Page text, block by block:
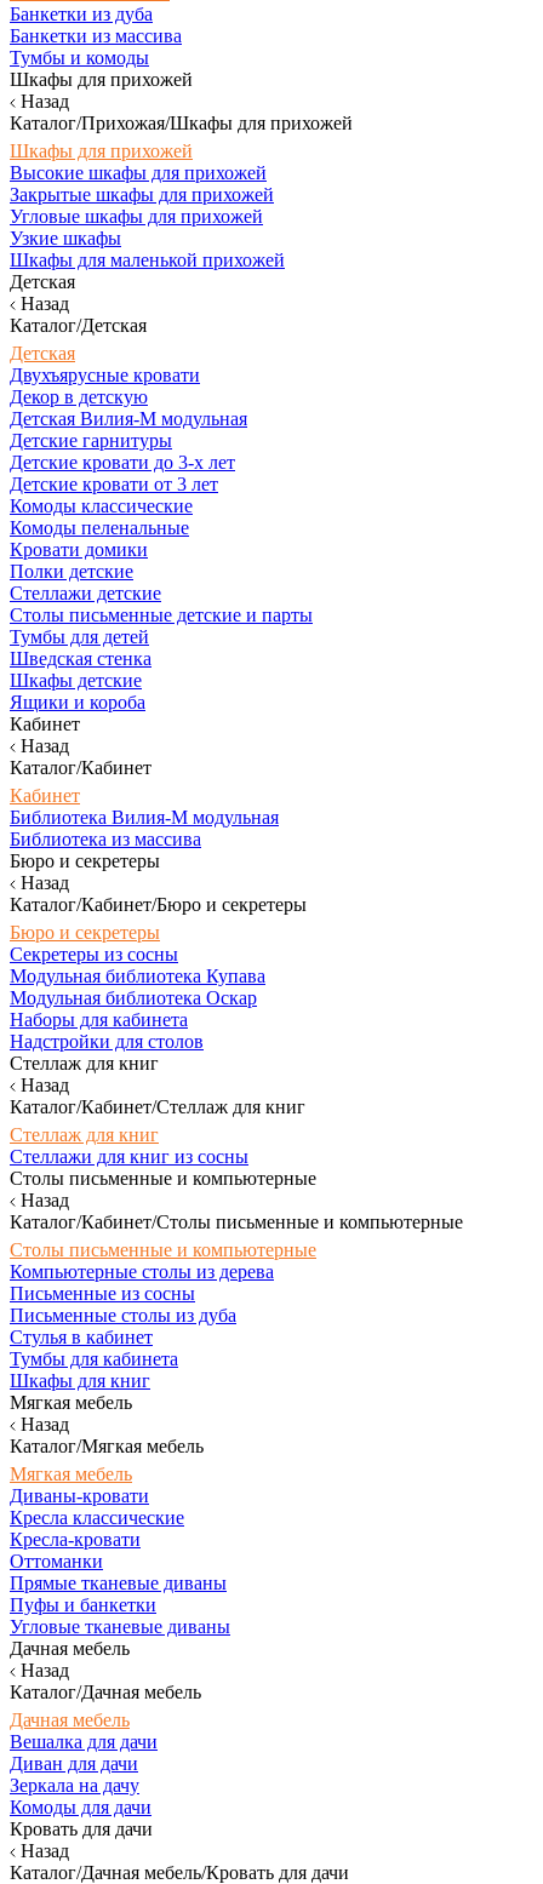
Банкетки из дуба
Банкетки из массива
Тумбы и комоды
Шкафы для прихожей
Назад
Каталог/Прихожая/Шкафы для прихожей
Шкафы для прихожей
Высокие шкафы для прихожей
Закрытые шкафы для прихожей
Угловые шкафы для прихожей
Узкие шкафы
Шкафы для маленькой прихожей
Детская
Назад
Каталог/Детская
Детская
Двухъярусные кровати
Декор в детскую
Детская Вилия-М модульная
Детские гарнитуры
Детские кровати до 3-х лет
Детские кровати от 3 лет
Комоды классические
Комоды пеленальные
Кровати домики
Полки детские
Стеллажи детские
Столы письменные детские и парты
Тумбы для детей
Шведская стенка
Шкафы детские
Ящики и короба
Кабинет
Назад
Каталог/Кабинет
Кабинет
Библиотека Вилия-М модульная
Библиотека из массива
Бюро и секретеры
Назад
Каталог/Кабинет/Бюро и секретеры
Бюро и секретеры
Секретеры из сосны
Модульная библиотека Купава
Модульная библиотека Оскар
Наборы для кабинета
Надстройки для столов
Стеллаж для книг
Назад
Каталог/Кабинет/Стеллаж для книг
Стеллаж для книг
Стеллажи для книг из сосны
Столы письменные и компьютерные
Назад
Каталог/Кабинет/Столы письменные и компьютерные
Столы письменные и компьютерные
Компьютерные столы из дерева
Письменные из сосны
Письменные столы из дуба
Стулья в кабинет
Тумбы для кабинета
Шкафы для книг
Мягкая мебель
Назад
Каталог/Мягкая мебель
Мягкая мебель
Диваны-кровати
Кресла классические
Кресла-кровати
Оттоманки
Прямые тканевые диваны
Пуфы и банкетки
Угловые тканевые диваны
Дачная мебель
Назад
Каталог/Дачная мебель
Дачная мебель
Вешалка для дачи
Диван для дачи
Зеркала на дачу
Комоды для дачи
Кровать для дачи
Назад
Каталог/Дачная мебель/Кровать для дачи